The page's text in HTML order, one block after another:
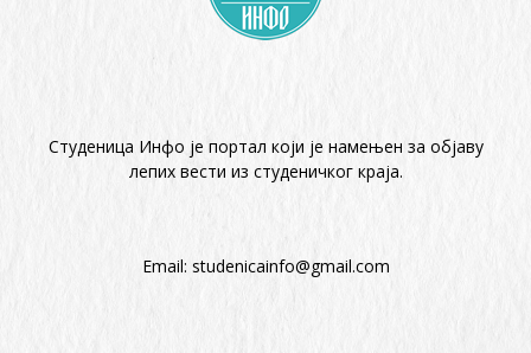
Студеница Инфо је портал који је намењен за објaву
лепих вести из студеничког краја.
Email: studenicainfo@gmail.com